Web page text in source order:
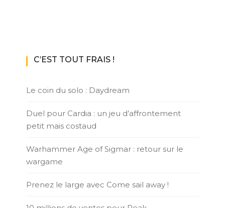
C’EST TOUT FRAIS !
Le coin du solo : Daydream
Duel pour Cardia : un jeu d’affrontement
petit mais costaud
Warhammer Age of Sigmar : retour sur le
wargame
Prenez le large avec Come sail away !